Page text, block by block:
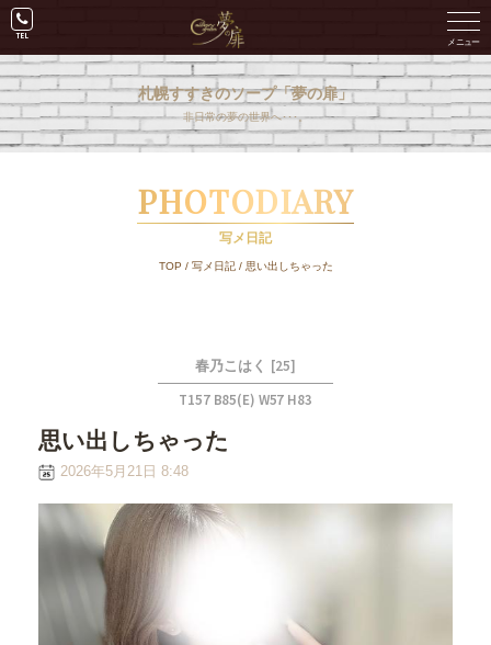
札幌すすきのソープ「夢の扉」
非日常の夢の世界へ･･･。
PHOTODIARY
写メ日記
TOP / 写メ日記/ 思い出しちゃった
春乃こはく [25]
T157 B85(E) W57 H83
思い出しちゃった
2026年5月21日 8:48